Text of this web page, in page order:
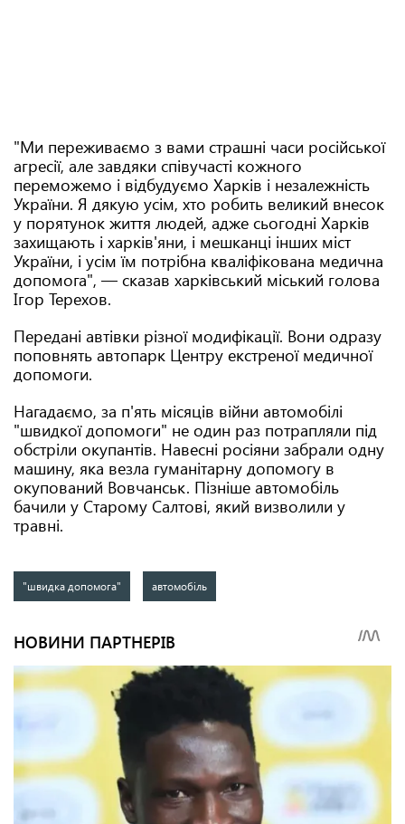
"Ми переживаємо з вами страшні часи російської
агресії, але завдяки співучасті кожного
переможемо і відбудуємо Харків і незалежність
України. Я дякую усім, хто робить великий внесок
у порятунок життя людей, адже сьогодні Харків
захищають і харків'яни, і мешканці інших міст
України, і усім їм потрібна кваліфікована медична
допомога", — сказав харківський міський голова
Ігор Терехов.
Передані автівки різної модифікації. Вони одразу
поповнять автопарк Центру екстреної медичної
допомоги.
Нагадаємо, за п'ять місяців війни автомобілі
"швидкої допомоги" не один раз потрапляли під
обстріли окупантів. Навесні росіяни забрали одну
машину, яка везла гуманітарну допомогу в
окупований Вовчанськ. Пізніше автомобіль
бачили у Старому Салтові, який визволили у
травні.
"швидка допомога" автомобіль